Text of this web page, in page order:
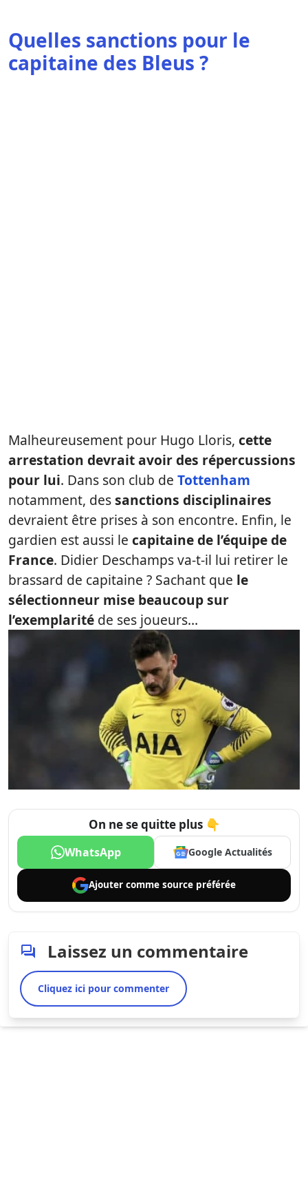
Quelles sanctions pour le
capitaine des Bleus ?
Malheureusement pour Hugo Lloris, cette
arrestation devrait avoir des répercussions
pour lui. Dans son club de Tottenham
notamment, dessanctions disciplinaires
devraient être prises à son encontre. Enfin, le
gardien est aussi le capitaine de l’équipe de
France. Didier Deschamps va-t-il lui retirer le
brassard de capitaine ? Sachant que le
sélectionneur mise beaucoup sur
l’exemplarité de ses joueurs…
On ne se quitte plus 👇
WhatsApp Google Actualités
Ajouter comme source préférée
Laissez un commentaire
Cliquez ici pour commenter